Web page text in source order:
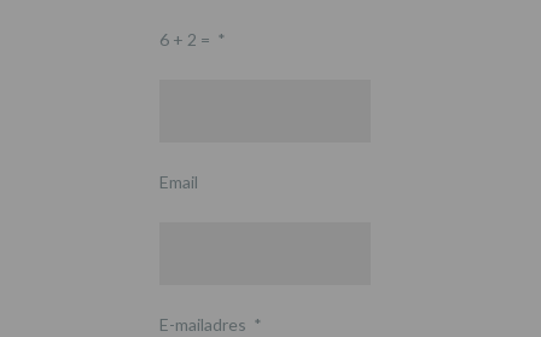
6 + 2 = *
Email
E-mailadres *